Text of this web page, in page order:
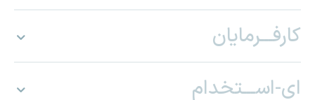
کارفـــرمایان
ای-اســـتخدام